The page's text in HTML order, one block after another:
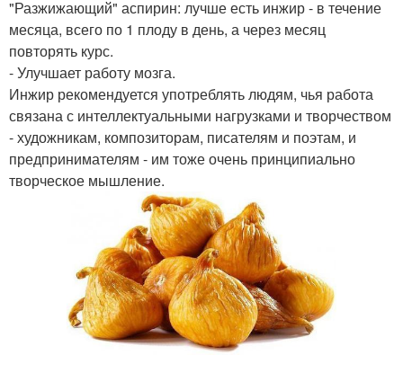
"Разжижающий" аспирин: лучше есть инжир - в течение
месяца, всего по 1 плоду в день, а через месяц
повторять курс.
- Улучшает работу мозга.
Инжир рекомендуется употреблять людям, чья работа
связана с интеллектуальными нагрузками и творчеством
- художникам, композиторам, писателям и поэтам, и
предпринимателям - им тоже очень принципиально
творческое мышление.